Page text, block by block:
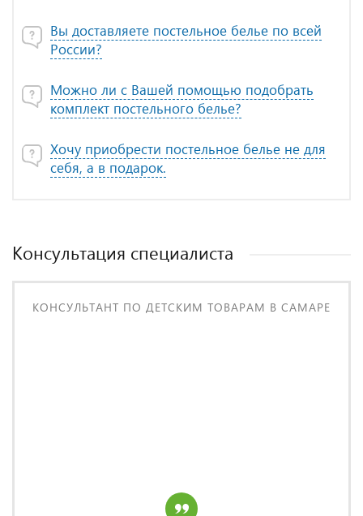
Вы доставляете постельное белье по всей
России?
Можно ли с Вашей помощью подобрать
комплект постельного белье?
Хочу приобрести постельное белье не для
себя, а в подарок.
Консультация специалиста
КОНСУЛЬТАНТ ПО ДЕТСКИМ ТОВАРАМ В САМАРЕ